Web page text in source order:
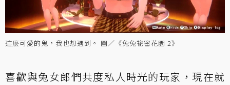
這麼可愛的鬼，我也想遇到。 圖／《兔兔祕密花園 2》
喜歡與兔女郎們共度私人時光的玩家，現在就